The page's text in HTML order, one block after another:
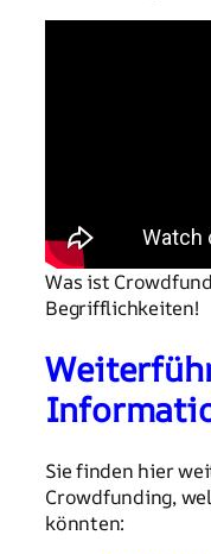
Was ist
Begrifflichkeiten!
Sie finden hier
Crowdfunding,
könnten: